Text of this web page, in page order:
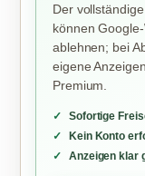
Der
können
ablehnen; bei
eigene
Premium.
Sofortige
Kein Konto
Anzeigen klar